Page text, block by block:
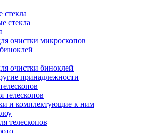
стекла
очистки микроскопов
очистки биноклей
принадлежности
телескопов
и комплектующие к ним
телескопов